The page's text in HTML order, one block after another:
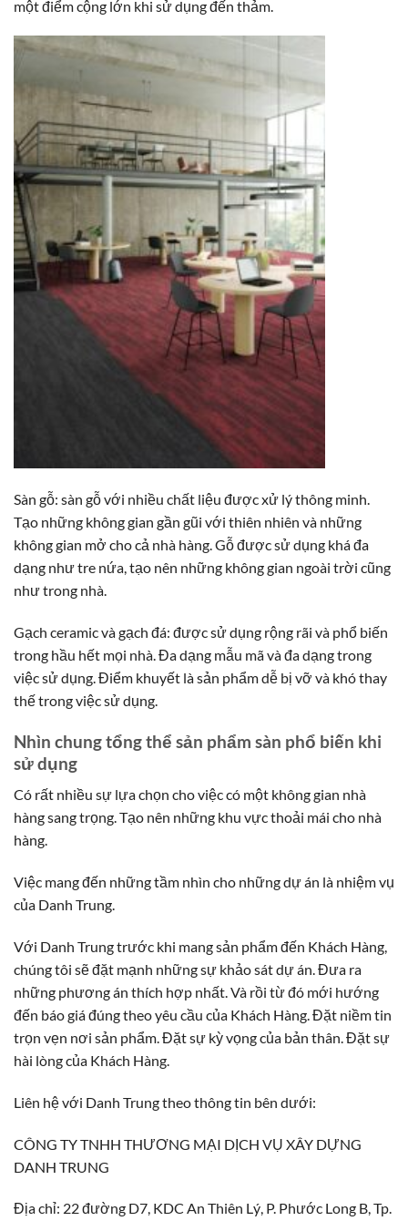
một điểm cộng lớn khi sử dụng đến thảm.
Sàn gỗ: sàn gỗ với nhiều chất liệu được xử lý thông minh.
Tạo những không gian gần gũi với thiên nhiên và những
không gian mở cho cả nhà hàng. Gỗ được sử dụng khá đa
dạng như tre nứa, tạo nên những không gian ngoài trời cũng
như trong nhà.
Gạch ceramic và gạch đá: được sử dụng rộng rãi và phổ biến
trong hầu hết mọi nhà. Đa dạng mẫu mã và đa dạng trong
việc sử dụng. Điểm khuyết là sản phẩm dễ bị vỡ và khó thay
thế trong việc sử dụng.
Nhìn chung tổng thể sản phẩm sàn phổ biến khi
sử dụng
Có rất nhiều sự lựa chọn cho việc có một không gian nhà
hàng sang trọng. Tạo nên những khu vực thoải mái cho nhà
hàng.
Việc mang đến những tầm nhìn cho những dự án là nhiệm vụ
của Danh Trung.
Với Danh Trung trước khi mang sản phẩm đến Khách Hàng,
chúng tôi sẽ đặt mạnh những sự khảo sát dự án. Đưa ra
những phương án thích hợp nhất. Và rồi từ đó mới hướng
đến báo giá đúng theo yêu cầu của Khách Hàng. Đặt niềm tin
trọn vẹn nơi sản phẩm. Đặt sự kỳ vọng của bản thân. Đặt sự
hài lòng của Khách Hàng.
Liên hệ với Danh Trung theo thông tin bên dưới:
CÔNG TY TNHH THƯƠNG MẠI DỊCH VỤ XÂY DỰNG
DANH TRUNG
Địa chỉ: 22 đường D7, KDC An Thiên Lý, P. Phước Long B, Tp.